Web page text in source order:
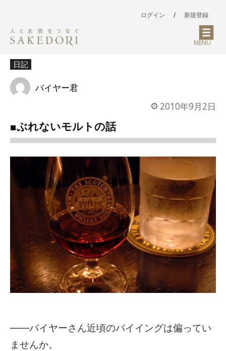
ログイン / 新規登録
MENU
日記
バイヤー君
2010年9月2日
■ぶれないモルトの話
――バイヤーさん近頃のバイイングは偏ってい
ませんか。